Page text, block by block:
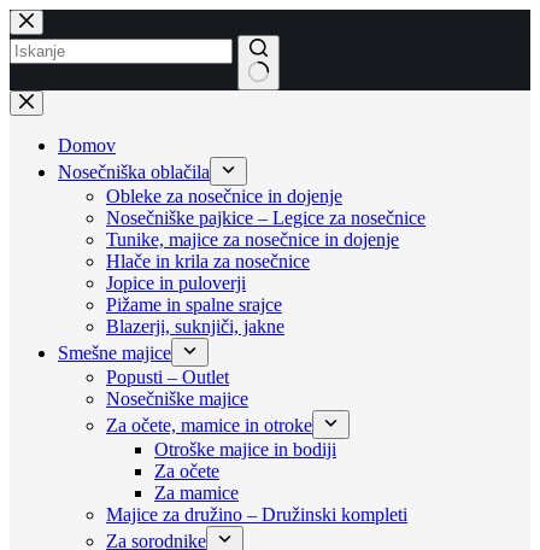
Skip
to
content
No
results
Domov
Nosečniška oblačila
Obleke za nosečnice in dojenje
Nosečniške pajkice – Legice za nosečnice
Tunike, majice za nosečnice in dojenje
Hlače in krila za nosečnice
Jopice in puloverji
Pižame in spalne srajce
Blazerji, suknjiči, jakne
Smešne majice
Popusti – Outlet
Nosečniške majice
Za očete, mamice in otroke
Otroške majice in bodiji
Za očete
Za mamice
Majice za družino – Družinski kompleti
Za sorodnike